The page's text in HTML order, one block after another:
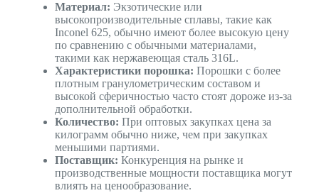
Материал: Экзотические или
высокопроизводительные сплавы, такие как
Inconel 625, обычно имеют более высокую цену
по сравнению с обычными материалами,
такими как нержавеющая сталь 316L.
Характеристики порошка: Порошки с более
плотным гранулометрическим составом и
высокой сферичностью часто стоят дороже из-за
дополнительной обработки.
Количество: При оптовых закупках цена за
килограмм обычно ниже, чем при закупках
меньшими партиями.
Поставщик: Конкуренция на рынке и
производственные мощности поставщика могут
влиять на ценообразование.